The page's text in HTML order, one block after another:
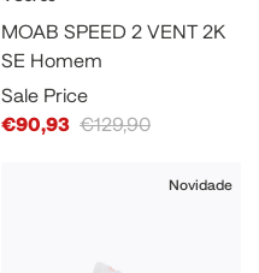
MOAB SPEED 2 VENT 2K
SE Homem
Sale Price
€90,93 €129,90
Novidade